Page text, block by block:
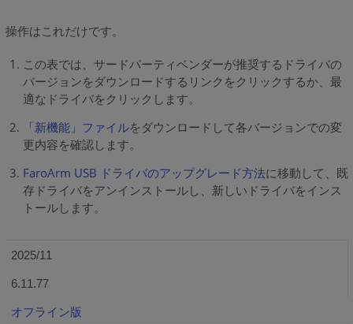
操作はこれだけです。
この表では、サードパーティベンダーが推奨するドライバの
バージョンをダウンロードするリンクをクリックするか、最
適なドライバをクリックします。
「新機能」ファイルをダウンロードして各バージョンでの変
更内容を確認します。
FaroArm USB ドライバのアップグレード方法に移動して、既
存ドライバをアンインストールし、新しいドライバをインス
トールします。
2025/11
6.11.77
オフライン版